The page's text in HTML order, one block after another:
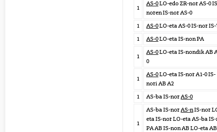
1
AS-0LO-edo ZR-nor AS-0
noren IS-nor AS-0
1
AS-0LO-eta AS-0 IS-nor IS-
1
AS-0LO-eta IS-non PA
1
AS-0LO-eta IS-nondik AB
0
1
AS-0LO-eta IS-nor A1-0 IS-
nori AB A2
1
AS-ba IS-norAS-0
1
AS-ba IS-norAS-nIS-nor
eta IS-nor LO-eta AS-ba
PA AB IS-non AB LO-eta AB